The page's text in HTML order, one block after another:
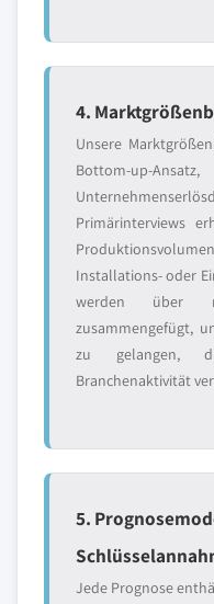
4.
Unsere
Bottom-up-
Primärinterviews
Installations- oder
werden über
zusammengefügt,
zu gelangen,
Branchenaktivität
5.
Jede Prognose